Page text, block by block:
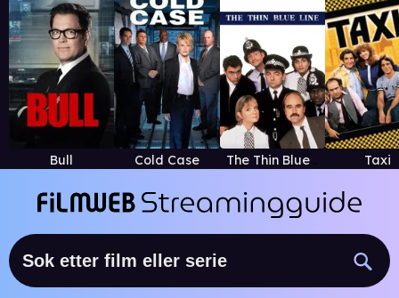
Bull Cold Case The Thin Blue Line Taxi